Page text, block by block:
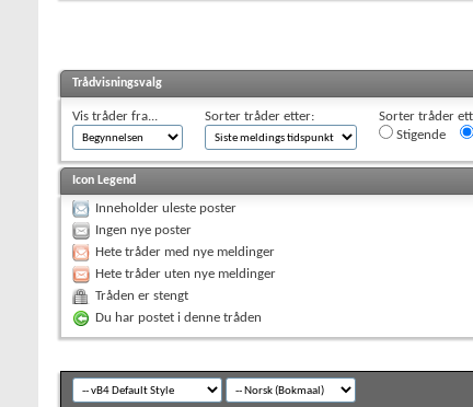
Trådvisningsvalg
Vis tråder fra... Sorter tråder etter:
Sorter tråder
Stigende
Icon Legend
Inneholder uleste poster
Ingen nye poster
Hete tråder med nye meldinger
Hete tråder uten nye meldinger
Tråden er stengt
Du har postet i denne tråden